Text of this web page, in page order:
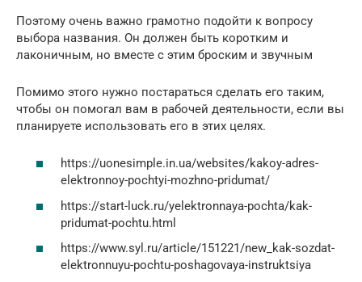
Поэтому очень важно грамотно подойти к вопросу
выбора названия. Он должен быть коротким и
лаконичным, но вместе с этим броским и звучным
Помимо этого нужно постараться сделать его таким,
чтобы он помогал вам в рабочей деятельности, если вы
планируете использовать его в этих целях.
https://uonesimple.in.ua/websites/kakoy-adres-
elektronnoy-pochtyi-mozhno-pridumat/
https://start-luck.ru/yelektronnaya-pochta/kak-
pridumat-pochtu.html
https://www.syl.ru/article/151221/new_kak-sozdat-
elektronnuyu-pochtu-poshagovaya-instruktsiya